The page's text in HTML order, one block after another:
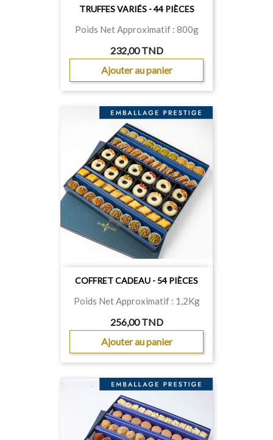
TRUFFES VARIÉS - 44 PIÈCES
Poids Net Approximatif : 800g
232,00 TND
Ajouter au panier
COFFRET CADEAU - 54 PIÈCES
Poids Net Approximatif : 1,2Kg
256,00 TND
Ajouter au panier